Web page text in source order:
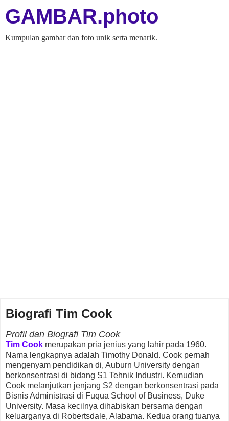
GAMBAR.photo
Kumpulan gambar dan foto unik serta menarik.
Biografi Tim Cook
Profil dan Biografi Tim Cook
Tim Cook merupakan pria jenius yang lahir pada 1960.
Nama lengkapnya adalah Timothy Donald. Cook pernah
mengenyam pendidikan di, Auburn University dengan
berkonsentrasi di bidang S1 Tehnik Industri. Kemudian
Cook melanjutkan jenjang S2 dengan berkonsentrasi pada
Bisnis Administrasi di Fuqua School of Business, Duke
University. Masa kecilnya dihabiskan bersama dengan
keluarganya di Robertsdale, Alabama. Kedua orang tuanya